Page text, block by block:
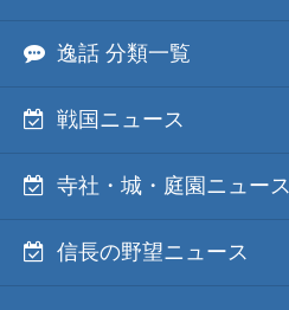
逸話 分類一覧
戦国ニュース
寺社・城・庭園ニュース
信長の野望ニュース